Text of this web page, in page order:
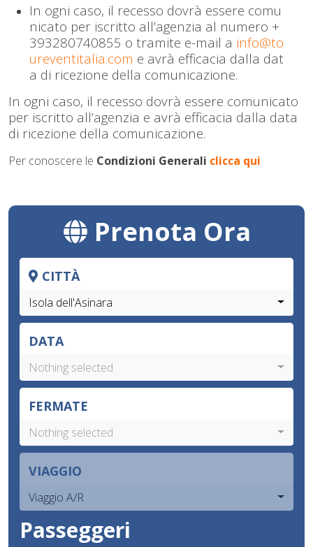
In ogni caso, il recesso dovrà essere comu
nicato per iscritto all’agenzia al numero +
393280740855 o tramite e-mail a info@to
ureventitalia.com e avrà efficacia dalla dat
a di ricezione della comunicazione.
In ogni caso, il recesso dovrà essere comunicato
per iscritto all’agenzia e avrà efficacia dalla data
di ricezione della comunicazione.
Per conoscere le Condizioni Generali clicca qui
Prenota Ora
CITTÀ
Isola dell'Asinara
DATA
Nothing selected
FERMATE
Nothing selected
VIAGGIO
Viaggio A/R
Passeggeri